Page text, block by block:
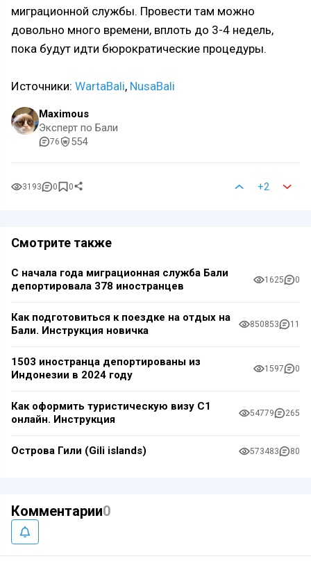
миграционной службы. Провести там можно
довольно много времени, вплоть до 3-4 недель,
пока будут идти бюрократические процедуры.
Источники: WartaBali, NusaBali
Maximous
Эксперт по Бали
76 554
3193 0 0 +2
Смотрите также
С начала года миграционная служба Бали
депортировала 378 иностранцев
1625 0
Как подготовиться к поездке на отдых на
Бали. Инструкция новичка
850853 11
1503 иностранца депортированы из
Индонезии в 2024 году
1597 0
Как оформить туристическую визу C1
онлайн. Инструкция
54779 265
Острова Гили (Gili islands) 573483 80
Комментарии0